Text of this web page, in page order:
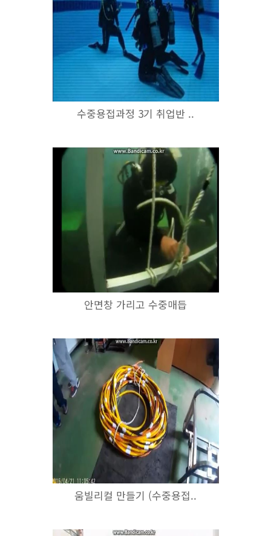
수중용접과정 3기 취업반 ..
안면창 가리고 수중매듭
움빌리컬 만들기 (수중용접..